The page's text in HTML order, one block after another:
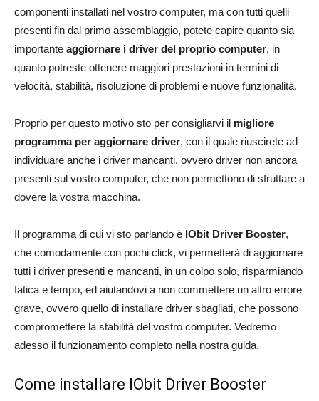
componenti installati nel vostro computer, ma con tutti quelli
presenti fin dal primo assemblaggio, potete capire quanto sia
importante aggiornare i driver del proprio computer, in
quanto potreste ottenere maggiori prestazioni in termini di
velocità, stabilità, risoluzione di problemi e nuove funzionalità.
Proprio per questo motivo sto per consigliarvi il migliore
programma per aggiornare driver, con il quale riuscirete ad
individuare anche i driver mancanti, ovvero driver non ancora
presenti sul vostro computer, che non permettono di sfruttare a
dovere la vostra macchina.
Il programma di cui vi sto parlando è IObit Driver Booster,
che comodamente con pochi click, vi permetterà di aggiornare
tutti i driver presenti e mancanti, in un colpo solo, risparmiando
fatica e tempo, ed aiutandovi a non commettere un altro errore
grave, ovvero quello di installare driver sbagliati, che possono
compromettere la stabilità del vostro computer. Vedremo
adesso il funzionamento completo nella nostra guida.
Come installare IObit Driver Booster